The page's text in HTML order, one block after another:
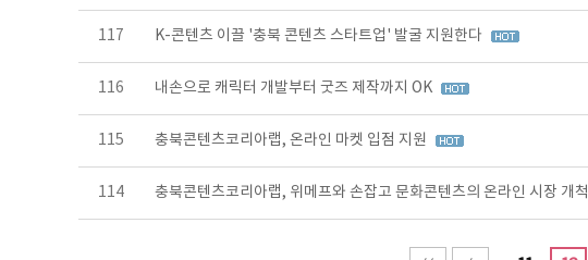
117 K-콘텐츠 이끌 '충북 콘텐츠 스타트업' 발굴 지원한다
116 내손으로 캐릭터 개발부터 굿즈 제작까지 OK
115 충북콘텐츠코리아랩, 온라인 마켓 입점 지원
114 충북콘텐츠코리아랩, 위메프와 손잡고 문화콘텐츠의 온라인 시장 개척